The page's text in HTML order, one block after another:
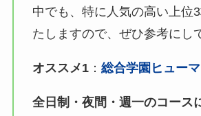
中でも、特に人気の高い上位
たしますので、ぜひ参考にし
オススメ1： 総合学園ヒュー
全日制・夜間・週一のコース